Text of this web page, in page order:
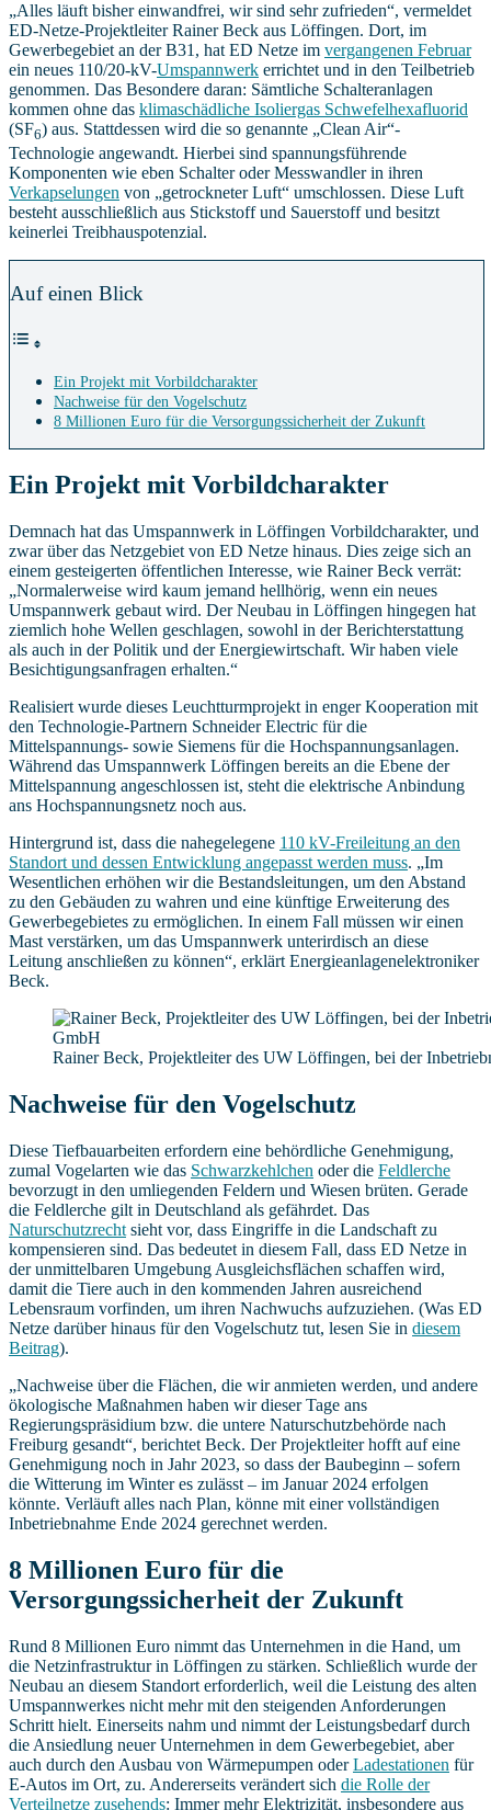
„Alles läuft bisher einwandfrei, wir sind sehr zufrieden“, vermeldet
ED-Netze-Projektleiter Rainer Beck aus Löffingen. Dort, im
Gewerbegebiet an der B31, hat ED Netze im vergangenen Februar
ein neues 110/20-kV-Umspannwerk errichtet und in den Teilbetrieb
genommen. Das Besondere daran: Sämtliche Schalteranlagen
kommen ohne das klimaschädliche Isoliergas Schwefelhexafluorid
(SF6) aus. Stattdessen wird die so genannte „Clean Air“-
Technologie angewandt. Hierbei sind spannungsführende
Komponenten wie eben Schalter oder Messwandler in ihren
Verkapselungen von „getrockneter Luft“ umschlossen. Diese Luft
besteht ausschließlich aus Stickstoff und Sauerstoff und besitzt
keinerlei Treibhauspotenzial.
Auf einen Blick
Ein Projekt mit Vorbildcharakter
Nachweise für den Vogelschutz
8 Millionen Euro für die Versorgungssicherheit der Zukunft
Ein Projekt mit Vorbildcharakter
Demnach hat das Umspannwerk in Löffingen Vorbildcharakter, und
zwar über das Netzgebiet von ED Netze hinaus. Dies zeige sich an
einem gesteigerten öffentlichen Interesse, wie Rainer Beck verrät:
„Normalerweise wird kaum jemand hellhörig, wenn ein neues
Umspannwerk gebaut wird. Der Neubau in Löffingen hingegen hat
ziemlich hohe Wellen geschlagen, sowohl in der Berichterstattung
als auch in der Politik und der Energiewirtschaft. Wir haben viele
Besichtigungsanfragen erhalten.“
Realisiert wurde dieses Leuchtturmprojekt in enger Kooperation mit
den Technologie-Partnern Schneider Electric für die
Mittelspannungs- sowie Siemens für die Hochspannungsanlagen.
Während das Umspannwerk Löffingen bereits an die Ebene der
Mittelspannung angeschlossen ist, steht die elektrische Anbindung
ans Hochspannungsnetz noch aus.
Hintergrund ist, dass die nahegelegene 110 kV-Freileitung an den
Standort und dessen Entwicklung angepasst werden muss. „Im
Wesentlichen erhöhen wir die Bestandsleitungen, um den Abstand
zu den Gebäuden zu wahren und eine künftige Erweiterung des
Gewerbegebietes zu ermöglichen. In einem Fall müssen wir einen
Mast verstärken, um das Umspannwerk unterirdisch an diese
Leitung anschließen zu können“, erklärt Energieanlagenelektroniker
Beck.
Rainer Beck, Projektleiter des UW Löffingen, bei der
Nachweise für den Vogelschutz
Diese Tiefbauarbeiten erfordern eine behördliche Genehmigung,
zumal Vogelarten wie das Schwarzkehlchen oder die Feldlerche
bevorzugt in den umliegenden Feldern und Wiesen brüten. Gerade
die Feldlerche gilt in Deutschland als gefährdet. Das
Naturschutzrecht sieht vor, dass Eingriffe in die Landschaft zu
kompensieren sind. Das bedeutet in diesem Fall, dass ED Netze in
der unmittelbaren Umgebung Ausgleichsflächen schaffen wird,
damit die Tiere auch in den kommenden Jahren ausreichend
Lebensraum vorfinden, um ihren Nachwuchs aufzuziehen. (Was ED
Netze darüber hinaus für den Vogelschutz tut, lesen Sie in diesem
Beitrag).
„Nachweise über die Flächen, die wir anmieten werden, und andere
ökologische Maßnahmen haben wir dieser Tage ans
Regierungspräsidium bzw. die untere Naturschutzbehörde nach
Freiburg gesandt“, berichtet Beck. Der Projektleiter hofft auf eine
Genehmigung noch in Jahr 2023, so dass der Baubeginn – sofern
die Witterung im Winter es zulässt – im Januar 2024 erfolgen
könnte. Verläuft alles nach Plan, könne mit einer vollständigen
Inbetriebnahme Ende 2024 gerechnet werden.
8 Millionen Euro für die
Versorgungssicherheit der Zukunft
Rund 8 Millionen Euro nimmt das Unternehmen in die Hand, um
die Netzinfrastruktur in Löffingen zu stärken. Schließlich wurde der
Neubau an diesem Standort erforderlich, weil die Leistung des alten
Umspannwerkes nicht mehr mit den steigenden Anforderungen
Schritt hielt. Einerseits nahm und nimmt der Leistungsbedarf durch
die Ansiedlung neuer Unternehmen in dem Gewerbegebiet, aber
auch durch den Ausbau von Wärmepumpen oderLadestationen für
E-Autos im Ort, zu. Andererseits verändert sich die Rolle der
Verteilnetze zusehends: Immer mehr Elektrizität, insbesondere aus